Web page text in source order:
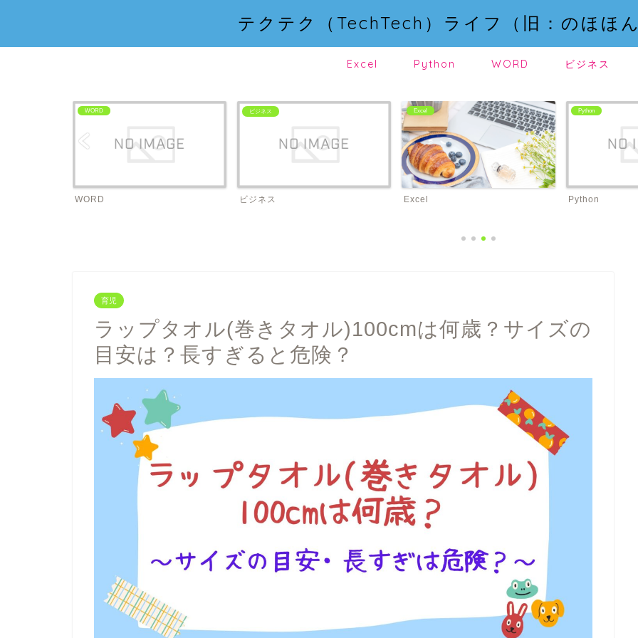
テクテク（TechTech）ライフ（旧：のほほん
Excel Python WORD ビジネス
WORD
WORD
ビジネス
ビジネス
Excel
Excel
Python
Python
育児
ラップタオル(巻きタオル)100cmは何歳？サイズの
目安は？長すぎると危険？